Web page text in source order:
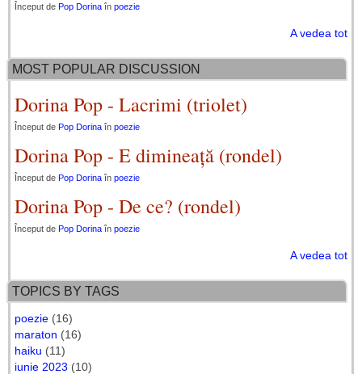
Început de Pop Dorina în poezie
A vedea tot
MOST POPULAR DISCUSSION
Dorina Pop - Lacrimi (triolet)
Început de Pop Dorina în poezie
Dorina Pop - E dimineață (rondel)
Început de Pop Dorina în poezie
Dorina Pop - De ce? (rondel)
Început de Pop Dorina în poezie
A vedea tot
TOPICS BY TAGS
poezie (16)
maraton (16)
haiku (11)
iunie 2023 (10)